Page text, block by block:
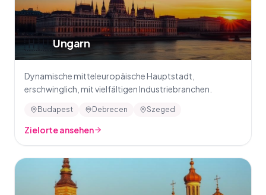
🇭🇺Ungarn
Dynamische mitteleuropäische Hauptstadt,
erschwinglich, mit vielfältigen Industriebranchen.
Budapest Debrecen Szeged
Zielorte ansehen